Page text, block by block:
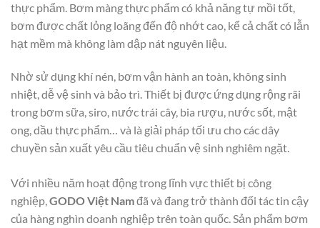
thực phẩm. Bơm màng thực phẩm có khả năng tự mồi tốt,
bơm được chất lỏng loãng đến độ nhớt cao, kể cả chất có lẫn
hạt mềm mà không làm dập nát nguyên liệu.
Nhờ sử dụng khí nén, bơm vận hành an toàn, không sinh
nhiệt, dễ vệ sinh và bảo trì. Thiết bị được ứng dụng rộng rãi
trong bơm sữa, siro, nước trái cây, bia rượu, nước sốt, mật
ong, dầu thực phẩm… và là giải pháp tối ưu cho các dây
chuyền sản xuất yêu cầu tiêu chuẩn vệ sinh nghiêm ngặt.
Với nhiều năm hoạt động trong lĩnh vực thiết bị công
nghiệp,GODO Việt Namđã và đang trở thành đối tác tin cậy
của hàng nghìn doanh nghiệp trên toàn quốc. Sản phẩm bơm